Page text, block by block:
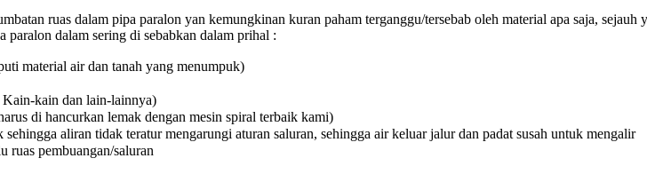
ruas dalam pipa paralon yan kemungkinan kuran paham terganggu/tersebab oleh material apa saja, sejauh
dalam sering di sebabkan dalam prihal :
material air dan tanah yang menumpuk)
Kain-kain dan lain-lainnya)
di hancurkan lemak dengan mesin spiral terbaik kami)
aliran tidak teratur mengarungi aturan saluran, sehingga air keluar jalur dan padat susah untuk mengalir
ruas pembuangan/saluran